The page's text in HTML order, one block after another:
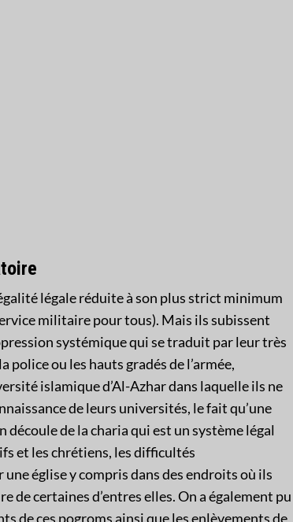
légale réduite à son plus strict minimum
militaire pour tous). Mais ils subissent
systémique qui se traduit par leur très
ou les hauts gradés de l’armée,
islamique d’Al-Azhar dans laquelle ils ne
de leurs universités, le fait qu’une
de la charia qui est un système légal
et les chrétiens, les difficultés
église y compris dans des endroits où ils
de certaines d’entres elles. On a également pu
de ces pogroms ainsi que les enlèvements de